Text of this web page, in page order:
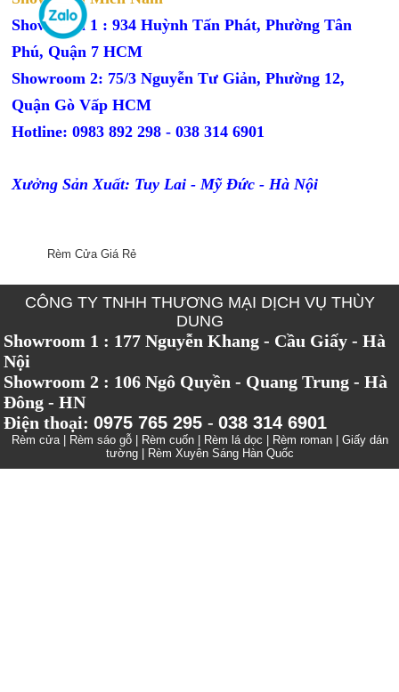
Showroom 1 : 934 Huỳnh Tấn Phát, Phường Tân
Phú, Quận 7 HCM
Showroom 2: 75/3 Nguyễn Tư Giản, Phường 12,
Quận Gò Vấp HCM
Hotline: 0983 892 298 - 038 314 6901
Xưởng Sản Xuất: Tuy Lai - Mỹ Đức - Hà Nội
Rèm Cửa Giá Rẻ
CÔNG TY TNHH THƯƠNG MẠI DỊCH VỤ THÙY
DUNG
Showroom 1 : 177 Nguyễn Khang - Cầu Giấy - Hà
Nội
Showroom 2 : 106 Ngô Quyền - Quang Trung - Hà
Đông - HN
Điện thoại:0975 765 295-038 314 6901
Rèm cửa| Rèm sáo gỗ| Rèm cuốn| Rèm lá dọc | Rèm roman| Giấy dán
tường| Rèm Xuyên Sáng Hàn Quốc